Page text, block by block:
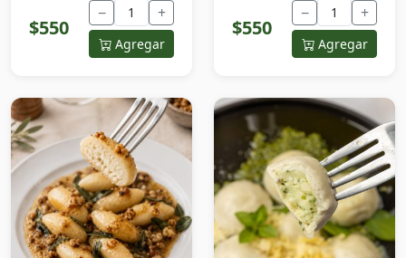
$550
− +
Agregar
$550
− +
Agregar